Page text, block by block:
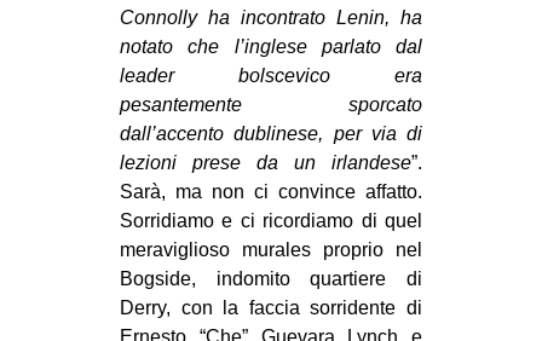
Connolly ha incontrato Lenin, ha
notato che l’inglese parlato dal
leader bolscevico era
pesantemente sporcato
dall’accento dublinese, per via di
lezioni prese da un irlandese”.
Sarà, ma non ci convince affatto.
Sorridiamo e ci ricordiamo di quel
meraviglioso murales proprio nel
Bogside, indomito quartiere di
Derry, con la faccia sorridente di
Ernesto “Che” Guevara Lynch e